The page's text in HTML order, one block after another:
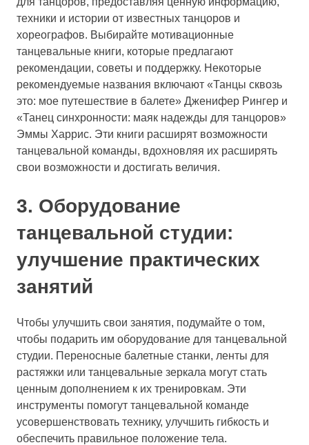
техники и истории от известных танцоров и
хореографов. Выбирайте мотивационные
танцевальные книги, которые предлагают
рекомендации, советы и поддержку. Некоторые
рекомендуемые названия включают «Танцы сквозь
это: мое путешествие в балете» Дженифер Рингер и
«Танец синхронности: маяк надежды для танцоров»
Эммы Харрис. Эти книги расширят возможности
танцевальной команды, вдохновляя их расширять
свои возможности и достигать величия.
3. Оборудование
танцевальной студии:
улучшение практических
занятий
Чтобы улучшить свои занятия, подумайте о том,
чтобы подарить им оборудование для танцевальной
студии. Переносные балетные станки, ленты для
растяжки или танцевальные зеркала могут стать
ценным дополнением к их тренировкам. Эти
инструменты помогут танцевальной команде
усовершенствовать технику, улучшить гибкость и
обеспечить правильное положение тела.